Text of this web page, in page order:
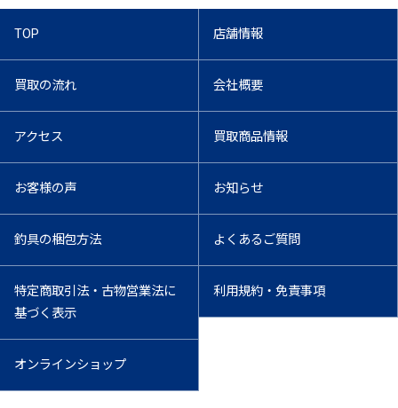
TOP 店舗情報
買取の流れ 会社概要
アクセス 買取商品情報
お客様の声 お知らせ
釣具の梱包方法 よくあるご質問
特定商取引法・古物営業法に
基づく表示
利用規約・免責事項
オンラインショップ